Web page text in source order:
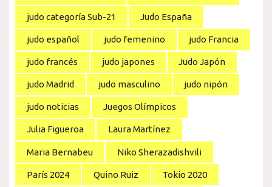
judo categoría Sub-21 Judo España
judo español judo femenino judo Francia
judo francés judo japones Judo Japón
judo Madrid judo masculino judo nipón
judo noticias Juegos Olímpicos
Julia Figueroa Laura Martínez
Maria Bernabeu Niko Sherazadishvili
París 2024 Quino Ruiz Tokio 2020